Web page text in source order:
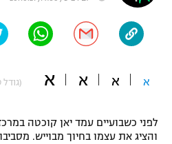
משתתפים וזוכים בפרסים
תקנון עבור פעילות ספורט 1 – "מרלן"
טניס
גיימינג E-Sports
ספורט מוטורי
בייסבול MLB
א א א א
לפני כשבועיים עמד יאן קוכטה